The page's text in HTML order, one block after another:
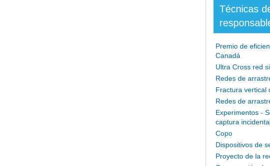
Técnicas
Premio de
Canadá
Ultra Cross red
Redes de
Fractura vertical
Redes de
Experimentos -
captura
Copo
Dispositivos de
Proyecto de la